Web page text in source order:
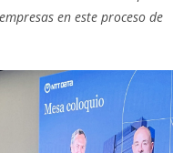
en este proceso de